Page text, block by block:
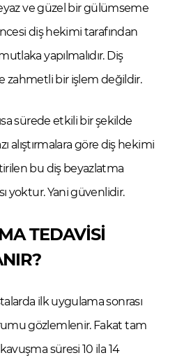
ve güzel bir gülümseme
diş hekimi tarafından
yapılmalıdır. Diş
zahmetli bir işlem değildir.
sürede etkili bir şekilde
alıştırmalara göre diş hekimi
bu diş beyazlatma
yoktur. Yani güvenlidir.
TEDAVİSİ
ilk uygulama sonrası
gözlemlenir. Fakat tam
süresi 10 ila 14